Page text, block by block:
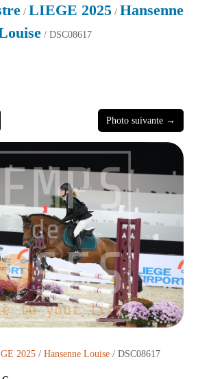
/ LIEGE 2025/ Hansenne
/ DSC08617
Photo suivante →
2025 /Hansenne Louise / DSC08617